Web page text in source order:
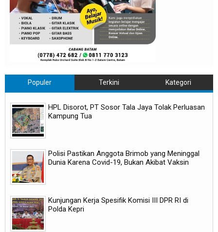
Populer Terkini Kategori
HPL Disorot, PT Sosor Tala Jaya Tolak Perluasan
Kampung Tua
Polisi Pastikan Anggota Brimob yang Meninggal
Dunia Karena Covid-19, Bukan Akibat Vaksin
Kunjungan Kerja Spesifik Komisi III DPR RI di
Polda Kepri